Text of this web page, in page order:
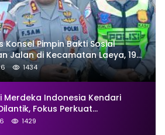
Konsel Pimpin Bakti Sosial
Jalan di Kecamatan Laeya, 19
Siap Ditambal
1434
Merdeka Indonesia Kendari
Fokus Perkuat
1429